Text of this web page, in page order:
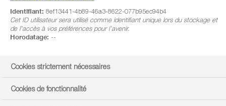
Identifiant: 8ef13441-4b89-46a3-8622-077b95ec94b4
Cet ID utilisateur sera utilisé comme identifiant unique lors du stockage et
de l’accès à vos préférences pour l’avenir.
Horodatage: --
Cookies strictement nécessaires
Cookies de fonctionnalité